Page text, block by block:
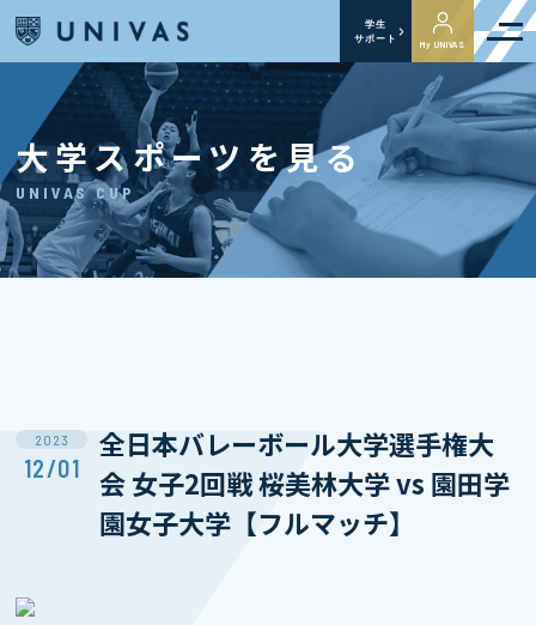
学生
サポート
My UNIVAS
大学スポーツを見る
UNIVAS CUP
2023
12/01
全日本バレーボール大学選手権大
会 女子2回戦 桜美林大学 vs 園田学
園女子大学【フルマッチ】